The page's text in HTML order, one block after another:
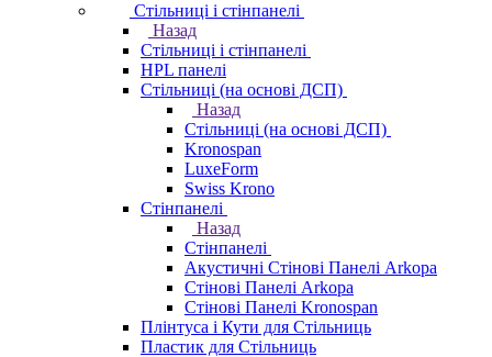
Стільниці і стінпанелі
Назад
Стільниці і стінпанелі
HPL панелі
Стільниці (на основі ДСП)
Назад
Стільниці (на основі ДСП)
Kronospan
LuxeForm
Swiss Krono
Стінпанелі
Назад
Стінпанелі
Акустичні Стінові Панелі Аrkopa
Стінові Панелі Arkopa
Стінові Панелі Kronospan
Плінтуса і Кути для Стільниць
Пластик для Стільниць